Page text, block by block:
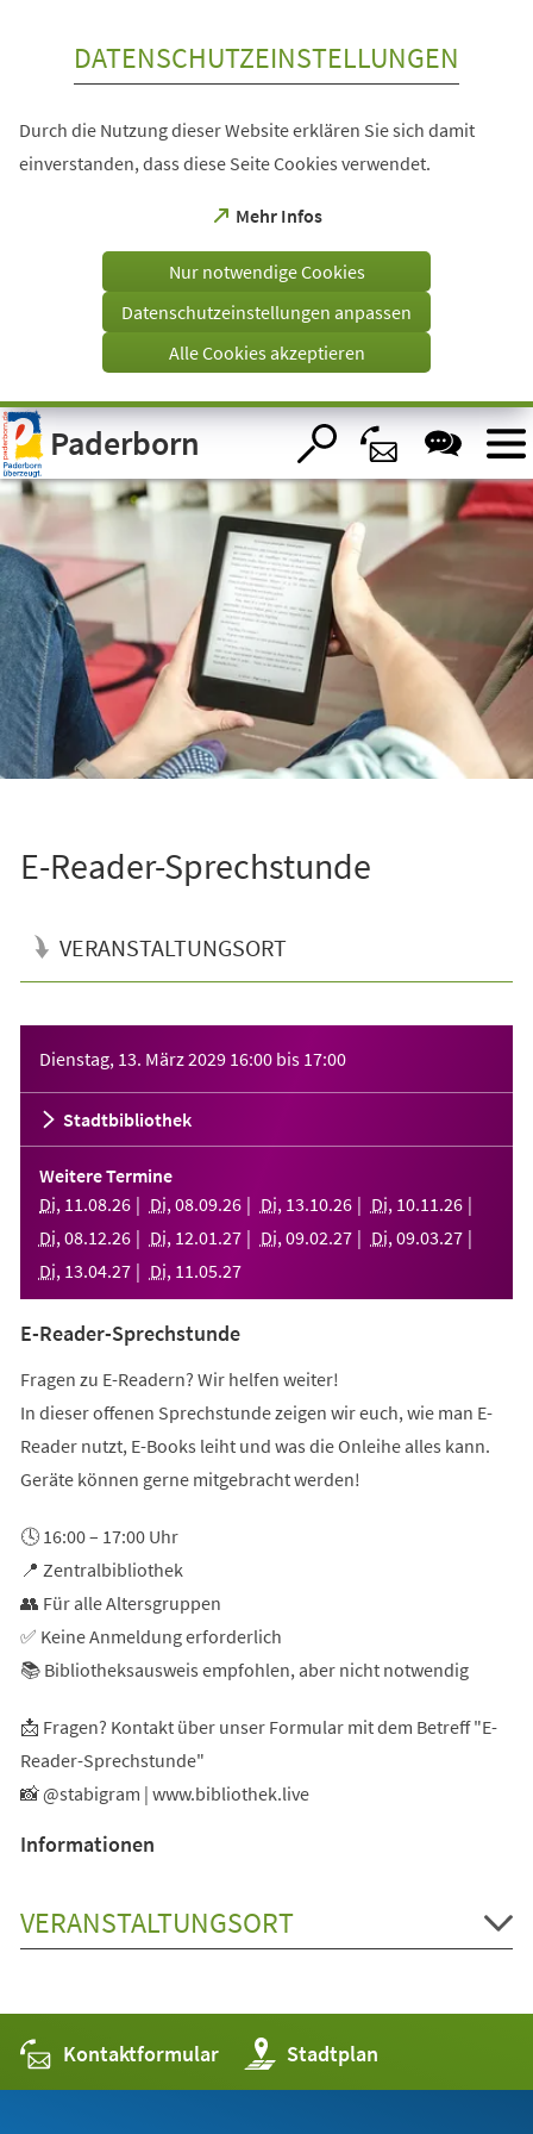
Visuelle
Assistenzsoftware
öffnen.
DATENSCHUTZEINSTELLUNGEN
Durch die Nutzung dieser Website erklären Sie sich damit
einverstanden, dass diese Seite Cookies verwendet.
Mehr Infos
(Öffnet
einem
Tab)
Nur notwendige Cookies
Datenschutzeinstellungen anpassen
Alle Cookies akzeptieren
Paderborn
E-Reader-Sprechstunde
VERANSTALTUNGSORT
Dienstag, 13. März 2029 16:00 bis 17:00
Stadtbibliothek
Weitere Termine
Di, 11 .08.26 Di, 08.09.26 Di, 13.10.26 Di, 10.11 .26
Di, 08.12.26 Di, 12.01 .27 Di, 09.02.27 Di, 09.03.27
Di, 13.04.27 Di, 11 .05.27
E-Reader-Sprechstunde
Fragen zu E-Readern? Wir helfen weiter!
In dieser offenen Sprechstunde zeigen wir euch, wie man E-
Reader nutzt, E-Books leiht und was die Onleihe alles kann.
Geräte können gerne mitgebracht werden!
🕓 16:00 – 17:00 Uhr
📍 Zentralbibliothek
👥 Für alle Altersgruppen
✅ Keine Anmeldung erforderlich
📚 Bibliotheksausweis empfohlen, aber nicht notwendig
📩 Fragen? Kontakt über unser Formular mit dem Betreff "E-
Reader-Sprechstunde"
📸 @stabigram | www.bibliothek.live
Informationen
VERANSTALTUNGSORT
Kontaktformular Stadtplan
(Öffnet
in
einem